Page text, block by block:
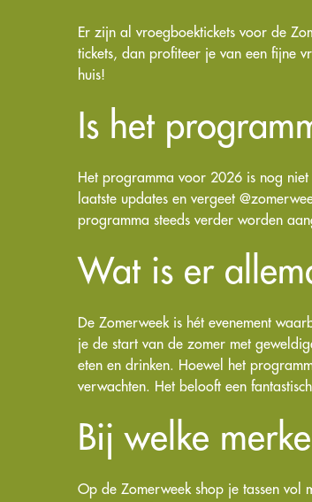
Er zijn al vroegboektickets voor de
tickets, dan profiteer je van een fijne
huis!
Is het
Het programma voor 2026 is nog
laatste updates en vergeet
programma steeds verder worden
Wat is er
De Zomerweek is hét evenement
je de start van de zomer met
eten en drinken. Hoewel het
verwachten. Het belooft een
Bij welke
Op de Zomerweek shop je tassen vol